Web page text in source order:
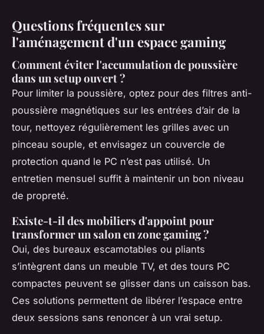
Questions fréquentes sur
l'aménagement d'un espace gaming
Comment éviter l'accumulation de poussière
dans un setup ouvert ?
Pour limiter la poussière, optez pour des filtres anti-
poussière magnétiques sur les entrées d’air de la
tour, nettoyez régulièrement les grilles avec un
pinceau souple, et envisagez un couvercle de
protection quand le PC n’est pas utilisé. Un
entretien mensuel suffit à maintenir un bon niveau
de propreté.
Existe-t-il des mobiliers d'appoint pour
transformer un salon en zone gaming ?
Oui, des bureaux escamotables ou pliants
s’intègrent dans un meuble TV, et des tours PC
compactes peuvent se glisser dans un caisson bas.
Ces solutions permettent de libérer l’espace entre
deux sessions sans renoncer à un vrai setup.